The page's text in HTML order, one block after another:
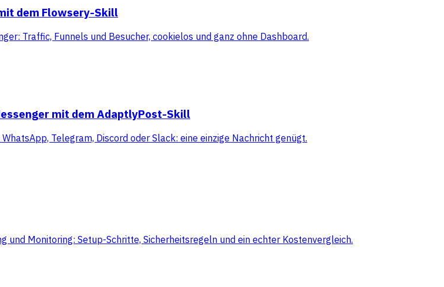
dem Flowsery-Skill
Traffic, Funnels und Besucher, cookielos und ganz ohne Dashboard.
mit dem AdaptlyPost-Skill
Telegram, Discord oder Slack: eine einzige Nachricht genügt.
Monitoring: Setup-Schritte, Sicherheitsregeln und ein echter Kostenvergleich.